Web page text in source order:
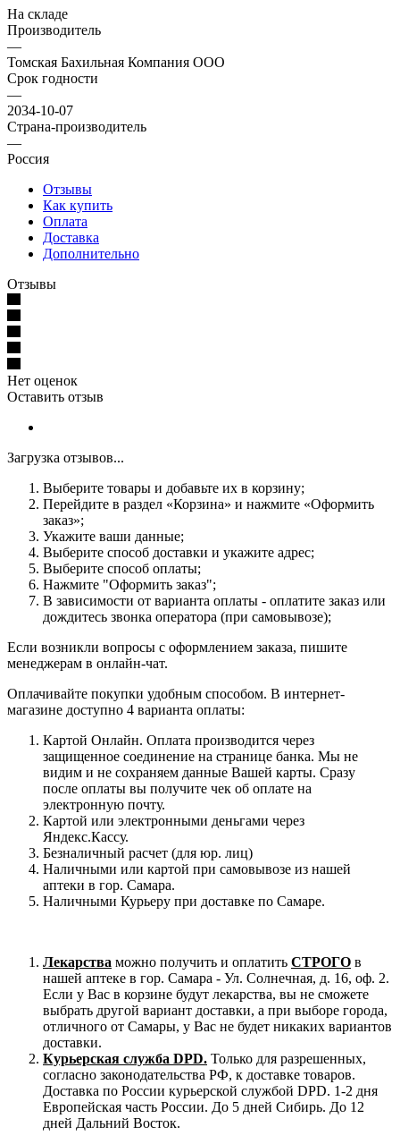
На складе
Производитель
—
Томская Бахильная Компания ООО
Срок годности
—
2034-10-07
Страна-производитель
—
Россия
Отзывы
Как купить
Оплата
Доставка
Дополнительно
Отзывы
Нет оценок
Оставить отзыв
Загрузка отзывов...
Выберите товары и добавьте их в корзину;
Перейдите в раздел «Корзина» и нажмите «Оформить
заказ»;
Укажите ваши данные;
Выберите способ доставки и укажите адрес;
Выберите способ оплаты;
Нажмите "Оформить заказ";
В зависимости от варианта оплаты - оплатите заказ или
дождитесь звонка оператора (при самовывозе);
Если возникли вопросы с оформлением заказа, пишите
менеджерам в онлайн-чат.
Оплачивайте покупки удобным способом. В интернет-
магазине доступно 4 варианта оплаты:
Картой Онлайн. Оплата производится через
защищенное соединение на странице банка. Мы не
видим и не сохраняем данные Вашей карты. Сразу
после оплаты вы получите чек об оплате на
электронную почту.
Картой или электронными деньгами через
Яндекс.Кассу.
Безналичный расчет (для юр. лиц)
Наличными или картой при самовывозе из нашей
аптеки в гор. Самара.
Наличными Курьеру при доставке по Самаре.
Лекарства можно получить и оплатить СТРОГО в
нашей аптеке в гор. Самара - Ул. Солнечная, д. 16, оф. 2.
Если у Вас в корзине будут лекарства, вы не сможете
выбрать другой вариант доставки, а при выборе города,
отличного от Самары, у Вас не будет никаких вариантов
доставки.
Курьерская служба DPD. Только для разрешенных,
согласно законодательства РФ, к доставке товаров.
Доставка по России курьерской службой DPD. 1-2 дня
Европейская часть России. До 5 дней Сибирь. До 12
дней Дальний Восток.